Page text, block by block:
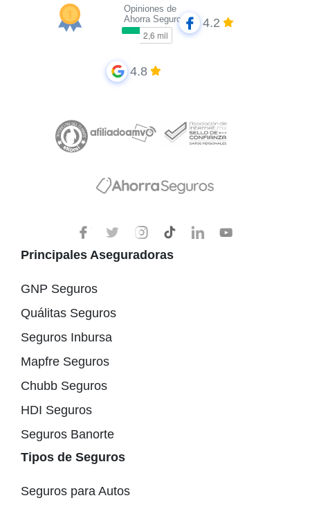
Opiniones de
Ahorra Seguros
4.2
4.8
Principales Aseguradoras
GNP Seguros
Quálitas Seguros
Seguros Inbursa
Mapfre Seguros
Chubb Seguros
HDI Seguros
Seguros Banorte
Tipos de Seguros
Seguros para Autos